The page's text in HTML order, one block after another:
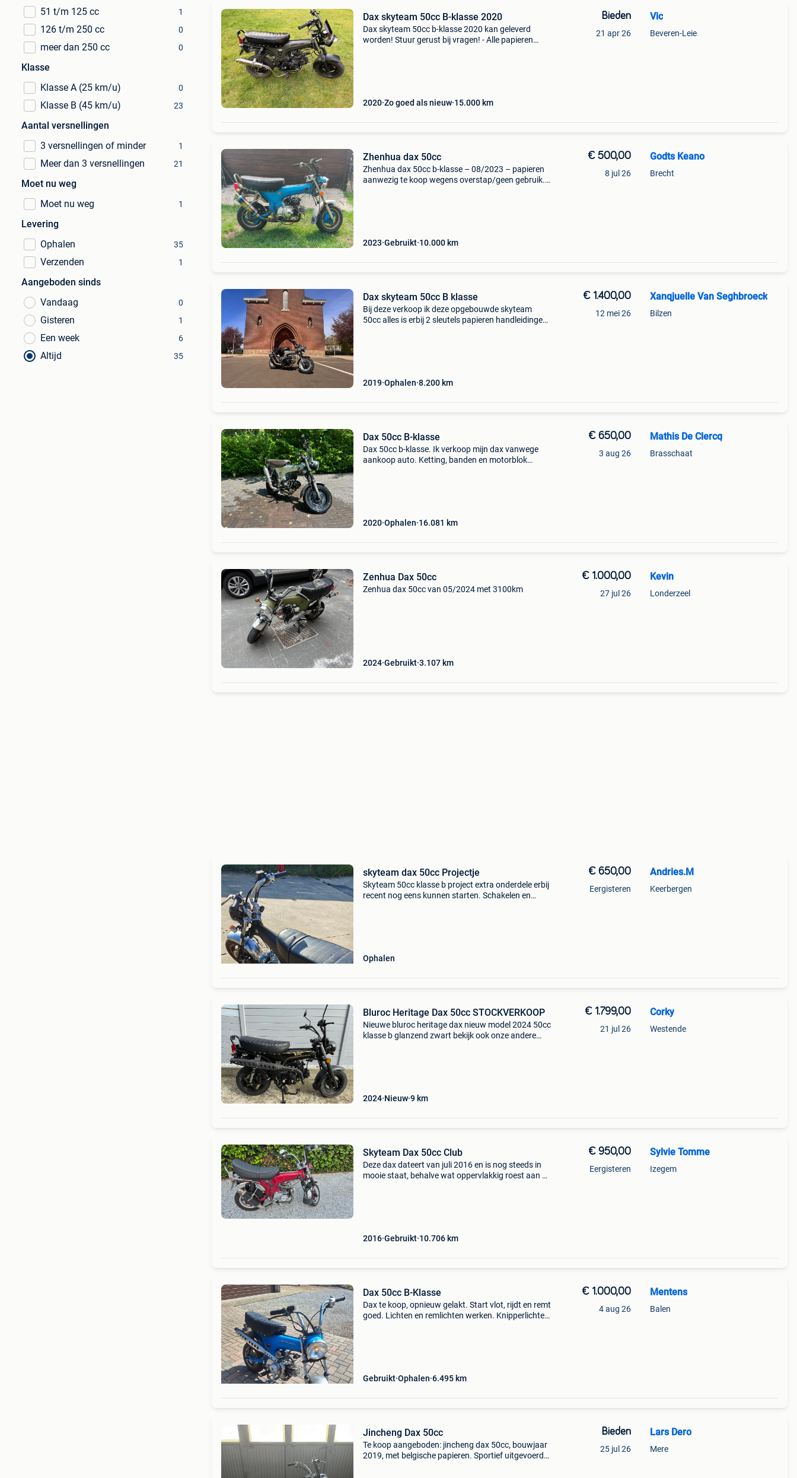
51 t/m 125 cc 1
126 t/m 250 cc 0
meer dan 250 cc 0
Klasse
Klasse A (25 km/u)
0
Klasse B (45 km/u) 23
Aantal versnellingen
3 versnellingen of minder
1
Meer dan 3 versnellingen 21
Moet nu weg
Moet nu weg
1
Levering
Ophalen
35
Verzenden 1
Aangeboden sinds
Vandaag
0
Gisteren 1
Een week 6
Altijd 35
Dax skyteam 50cc B-klasse 2020
Dax skyteam 50cc b-klasse 2020 kan geleverd
worden! Stuur gerust bij vragen! - Alle papieren
2020 Zo goed als nieuw 15.000 km
Bieden
21 apr 26
Vic
Beveren-Leie
Zhenhua dax 50cc
Zhenhua dax 50cc b-klasse – 08/2023 – papieren
aanwezig te koop wegens overstap/geen gebruik.
2023 Gebruikt 10.000 km
€ 500,00
8 jul 26
Godts Keano
Brecht
Dax skyteam 50cc B klasse
Bij deze verkoop ik deze opgebouwde skyteam
50cc alles is erbij 2 sleutels papieren handleidingen
2019 Ophalen 8.200 km
€ 1.400,00
12 mei 26
Xanqjuelle Van Seghbroeck
Bilzen
Dax 50cc B-klasse
Dax 50cc b-klasse. Ik verkoop mijn dax vanwege
aankoop auto. Ketting, banden en motorblok
2020 Ophalen 16.081 km
€ 650,00
3 aug 26
Mathis De Clercq
Brasschaat
Zenhua Dax 50cc
Zenhua dax 50cc van 05/2024 met 3100km
2024 Gebruikt 3.107 km
€ 1.000,00
27 jul 26
Kevin
Londerzeel
skyteam dax 50cc Projectje
Skyteam 50cc klasse b project extra onderdele erbij
recent nog eens kunnen starten. Schakelen en
Ophalen
€ 650,00
Eergisteren
Andries.M
Keerbergen
Bluroc Heritage Dax 50cc STOCKVERKOOP
Nieuwe bluroc heritage dax nieuw model 2024 50cc
klasse b glanzend zwart bekijk ook onze andere
2024 Nieuw 9 km
€ 1.799,00
21 jul 26
Corky
Westende
Skyteam Dax 50cc Club
Deze dax dateert van juli 2016 en is nog steeds in
mooie staat, behalve wat oppervlakkig roest aan de
2016 Gebruikt 10.706 km
€ 950,00
Eergisteren
Sylvie Tomme
Izegem
Dax 50cc B-Klasse
Dax te koop, opnieuw gelakt. Start vlot, rijdt en remt
goed. Lichten en remlichten werken. Knipperlichten
Gebruikt Ophalen 6.495 km
€ 1.000,00
4 aug 26
Mentens
Balen
Jincheng Dax 50cc
Te koop aangeboden: jincheng dax 50cc, bouwjaar
2019, met belgische papieren. Sportief uitgevoerde
Bieden
25 jul 26
Lars Dero
Mere